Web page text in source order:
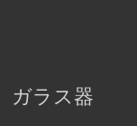
ガラス器